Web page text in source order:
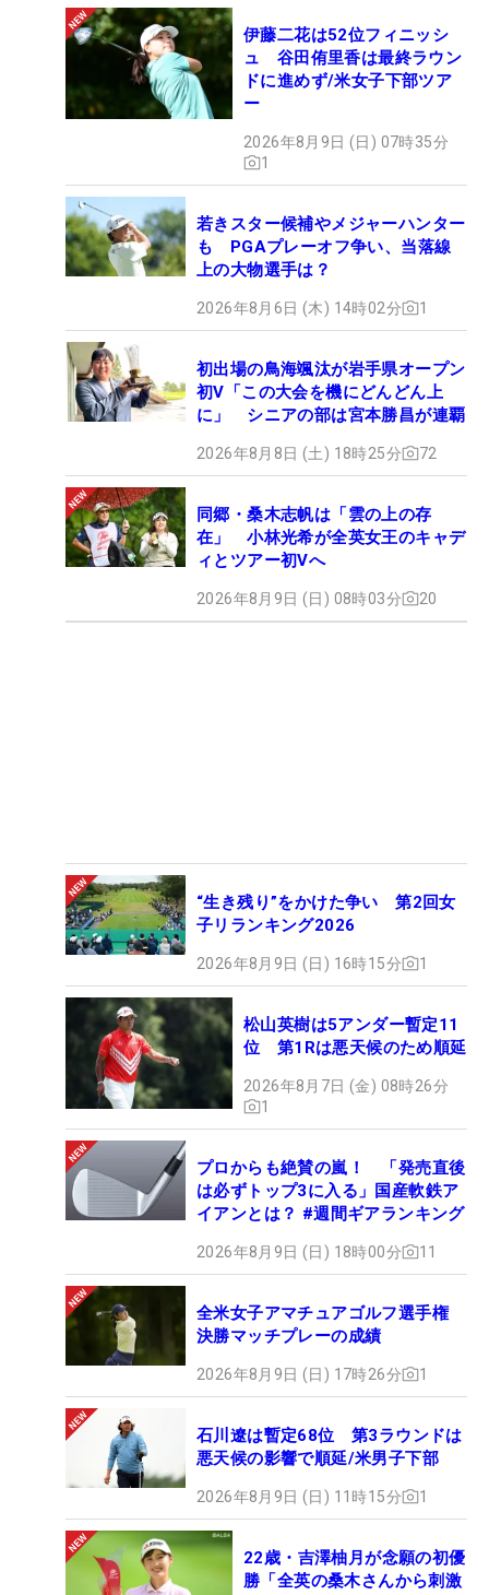
伊藤二花は52位フィニッシ
ュ 谷田侑里香は最終ラウン
ドに進めず/米女子下部ツア
ー
2026年8月9日 (日) 07時35分
1
若きスター候補やメジャーハンター
も PGAプレーオフ争い、当落線
上の大物選手は？
2026年8月6日 (木) 14時02分 1
初出場の鳥海颯汰が岩手県オープン
初V「この大会を機にどんどん上
に」 シニアの部は宮本勝昌が連覇
2026年8月8日 (土) 18時25分 72
同郷・桑木志帆は「雲の上の存
在」 小林光希が全英女王のキャデ
ィとツアー初Vへ
2026年8月9日 (日) 08時03分 20
“生き残り”をかけた争い 第2回女
子リランキング2026
2026年8月9日 (日) 16時15分 1
松山英樹は5アンダー暫定11
位 第1Rは悪天候のため順延
2026年8月7日 (金) 08時26分
1
プロからも絶賛の嵐！ 「発売直後
は必ずトップ3に入る」国産軟鉄ア
イアンとは？ #週間ギアランキング
2026年8月9日 (日) 18時00分 11
全米女子アマチュアゴルフ選手権
決勝マッチプレーの成績
2026年8月9日 (日) 17時26分 1
石川遼は暫定68位 第3ラウンドは
悪天候の影響で順延/米男子下部
2026年8月9日 (日) 11時15分 1
22歳・吉澤柚月が念願の初優
勝「全英の桑木さんから刺激